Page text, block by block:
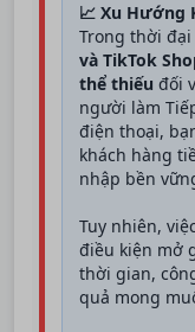
📈 Xu Hướng
Trong thời
và TikTok
thể thiếu đối
người làm
điện thoại,
khách hàng
nhập bền
Tuy nhiên,
điều kiện mở
thời gian,
quả mong